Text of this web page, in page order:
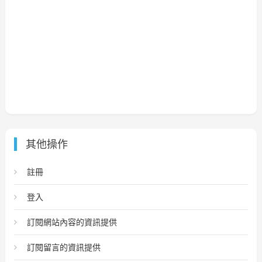
其他操作
註冊
登入
訂閱網站內容的資訊提供
訂閱留言的資訊提供